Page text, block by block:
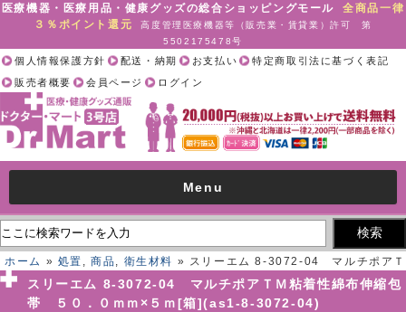
医療機器・医療用品・健康グッズの総合ショッピングモール全商品一律
３％ポイント還元
高度管理医療機器等（販売業・賃貸業）許可 第
5502175478号
個人情報保護方針 配送・納期 お支払い
特定商取引法に基づく表記
販売者概要
会員ページ ログイン
Menu
ホーム » 処置 ,商品, 衛生材料 » スリーエム 8-3072-04 マルチポアＴ
Ｍ粘着性綿布伸縮包帯 ５０．０ｍｍ×５ｍ[箱](as1-8-3072-04)
スリーエム 8-3072-04 マルチポアＴＭ粘着性綿布伸縮包
帯 ５０．０ｍｍ×５ｍ[箱](as1-8-3072-04)